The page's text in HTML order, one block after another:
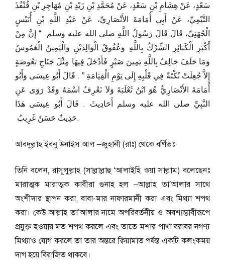
سَعْدٍ، عَنْ هِشَامِ بْنِ سَعْدٍ، عَنْ مُحَمَّدِ بْنِ زَيْدِ بْنِ مُهَاجِرِ بْنِ قُنْفُذَ
التَّيْمِيِّ، عَنْ أَبِي أُمَامَةَ الأَنْصَارِيِّ، عَنْ عَبْدِ اللَّهِ بْنِ أُنَيْسٍ
الْجُهَنِيِّ، قَالَ قَالَ رَسُولُ اللَّهِ صلى الله عليه وسلم ‏ “‏ إِنَّ مِنْ
أَكْبَرِ الْكَبَائِرِ الشِّرْكُ بِاللَّهِ وَعُقُوقُ الْوَالِدَيْنِ وَالْيَمِينُ الْغَمُوسُ
وَمَا حَلَفَ حَالِفٌ بِاللَّهِ يَمِينَ صَبْرٍ فَأَدْخَلَ فِيهَا مِثْلَ جَنَاحِ بَعُوضَةٍ
إِلاَّ جُعِلَتْ نُكْتَةً فِي قَلْبِهِ إِلَى يَوْمِ الْقِيَامَةِ ‏”‏ ‏.‏ قَالَ أَبُو عِيسَى وَأَبُو
أُمَامَةَ الأَنْصَارِيُّ هُوَ ابْنُ ثَعْلَبَةَ وَلاَ نَعْرِفُ اسْمَهُ وَقَدْ رَوَى عَنِ
النَّبِيِّ صلى الله عليه وسلم أَحَادِيثَ ‏.‏ قَالَ أَبُو عِيسَى هَذَا
حَدِيثٌ حَسَنٌ غَرِيبٌ ‏.
আবদুল্লাহ ইবনু উনাইস আল –জুহানী (রাঃ) থেকে বর্ণিতঃ
তিনি বলেন, রাসূলুল্লাহ (সাল্লাল্লাহু ‘আলাইহি ওয়া সাল্লাম) বলেছেনঃ
মারাত্মক মারাত্মক কাবীরা গুনাহ হল –আল্লাহ তা’আলার সাথে
অংশীদার স্থাপন করা, বাবা-মার নাফারমানী করা এবং মিথ্যা শপথ
করা। কেউ আল্লাহ তা’আলার নামে অপরিবর্তনীয় ও অবশ্যম্ভাবীরূপে
প্রযুক্ত হওয়ার মত শপথ করলে এবং তাতে মশার পাখা বরাবর নগণ্য
মিথ্যাও যোগ করলে তা তার অন্তরে ক্বিয়ামাত পর্যন্ত একটি কলংকময়
দাগ হয়ে বিরাজিত থাকবে।